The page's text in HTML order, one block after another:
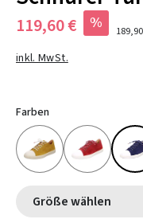
119,60 € %
inkl. MwSt.
Farben
Größe wählen